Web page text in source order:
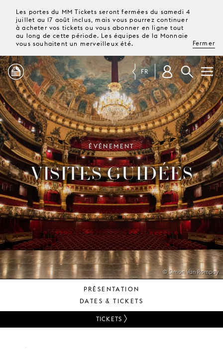
Les portes du MM Tickets seront fermées du samedi 4
juillet au 17 août inclus, mais vous pourrez continuer
à acheter vos tickets ou vous abonner en ligne tout
au long de cette période. Les équipes de la Monnaie
vous souhaitent un merveilleux été.
Fermer
PROGRAMME
MAGAZINE
TICKETS &
ABONNEMENTS
VOTRE
VISITE
JEUNE
PUBLIC
LA
MONNAIE
SOUTENIR
FR
© Simon Van Rompay
ÉVÉNEMENT
VISITES GUIDÉES
PRÉSENTATION
DATES & TICKETS
TICKETS